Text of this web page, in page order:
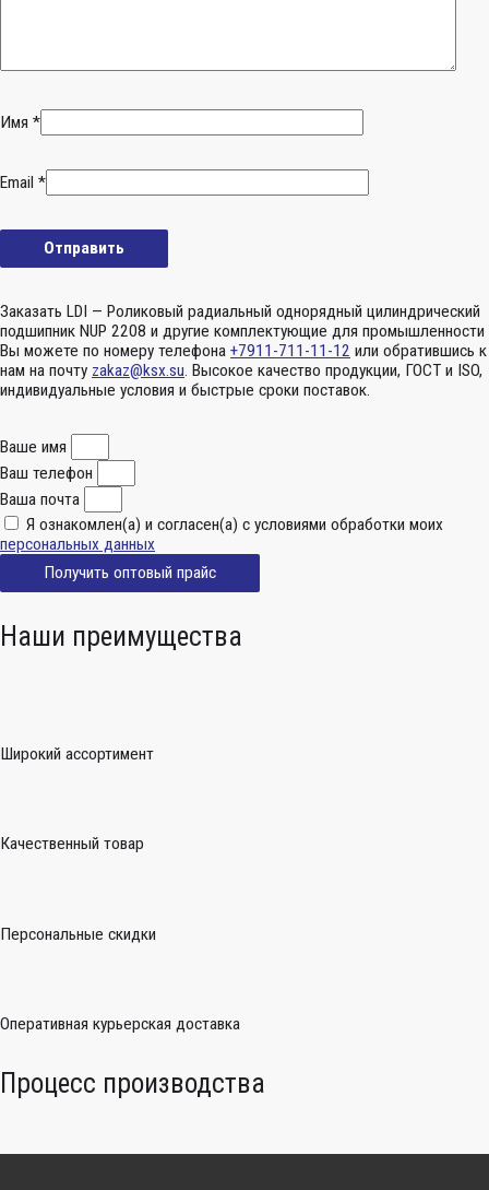
Имя *
Email *
Заказать LDI — Роликовый радиальный однорядный цилиндрический
подшипник NUP 2208 и другие комплектующие для промышленности
Вы можете по номеру телефона +7911-711-11-12 или обратившись к
нам на почту zakaz@ksx.su. Высокое качество продукции, ГОСТ и ISO,
индивидуальные условия и быстрые сроки поставок.
Ваше имя
Ваш телефон
Ваша почта
Я ознакомлен(а) и согласен(а) с условиями обработки моих
персональных данных
Получить оптовый прайс
Наши преимущества
Широкий ассортимент
Качественный товар
Персональные скидки
Оперативная курьерская доставка
Процесс производства